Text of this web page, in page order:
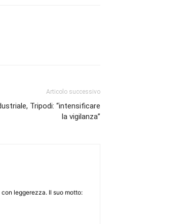
Articolo successivo
Tripodi: “intensificare
la vigilanza”
leggerezza. Il suo motto: